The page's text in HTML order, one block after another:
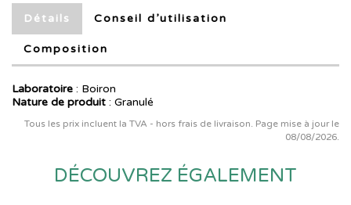
Détails Conseil d’utilisation
Composition
Laboratoire : Boiron
Nature de produit : Granulé
Tous les prix incluent la TVA - hors frais de livraison. Page mise à jour le
08/08/2026.
DÉCOUVREZ ÉGALEMENT